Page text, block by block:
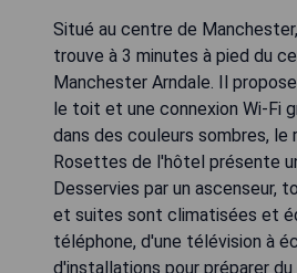
Situé au centre de
trouve à 3 minutes à pied du
Manchester Arndale. Il
le toit et une connexion Wi-Fi
dans des couleurs sombres, le
Rosettes de l'hôtel présente
Desservies par un ascenseur,
et suites sont climatisées et
téléphone, d'une télévision à
d'installations pour préparer